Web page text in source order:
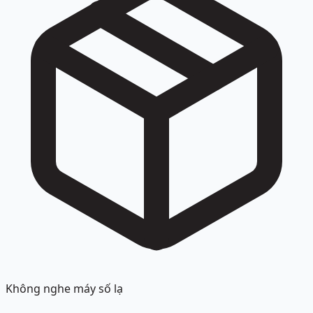
Không nghe máy số lạ